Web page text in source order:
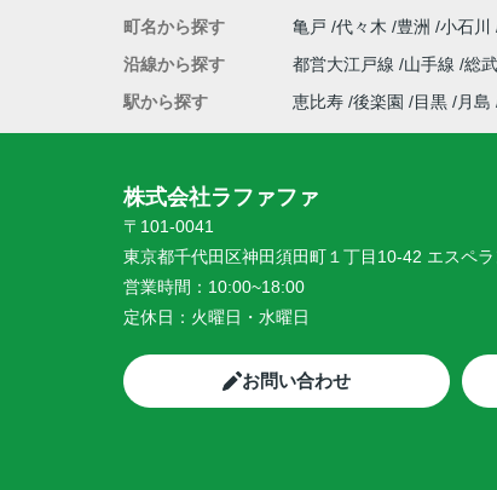
町名から探す
亀戸 代々木 豊洲 小石川
沿線から探す
都営大江戸線 山手線 総
駅から探す
恵比寿 後楽園 目黒 月島
株式会社ラファファ
〒101-0041
東京都千代田区神田須田町１丁目10-42 エスペ
営業時間： 10:00~18:00
定休日： 火曜日・水曜日
お問い合わせ